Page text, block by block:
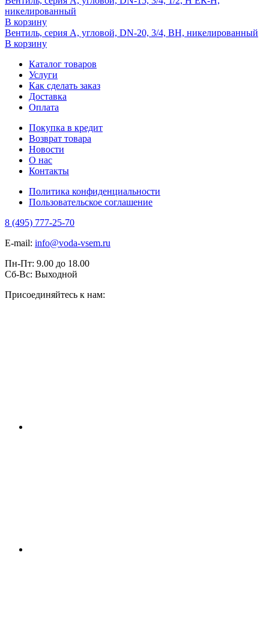
никелированный
В корзину
Вентиль, серия A, угловой, DN-20, 3/4, ВН, никелированный
В корзину
Каталог товаров
Услуги
Как сделать заказ
Доставка
Оплата
Покупка в кредит
Возврат товара
Новости
О нас
Контакты
Политика конфиденциальности
Пользовательское соглашение
8 (495) 777-25-70
E-mail: info@voda-vsem.ru
Пн-Пт: 9.00 до 18.00
Сб-Вс: Выходной
Присоединяйтесь к нам: